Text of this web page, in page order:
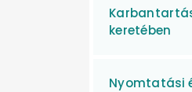
keretében
Nyomtatási